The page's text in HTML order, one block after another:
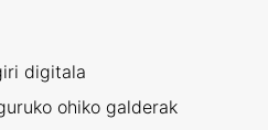
digitala
ohiko galderak